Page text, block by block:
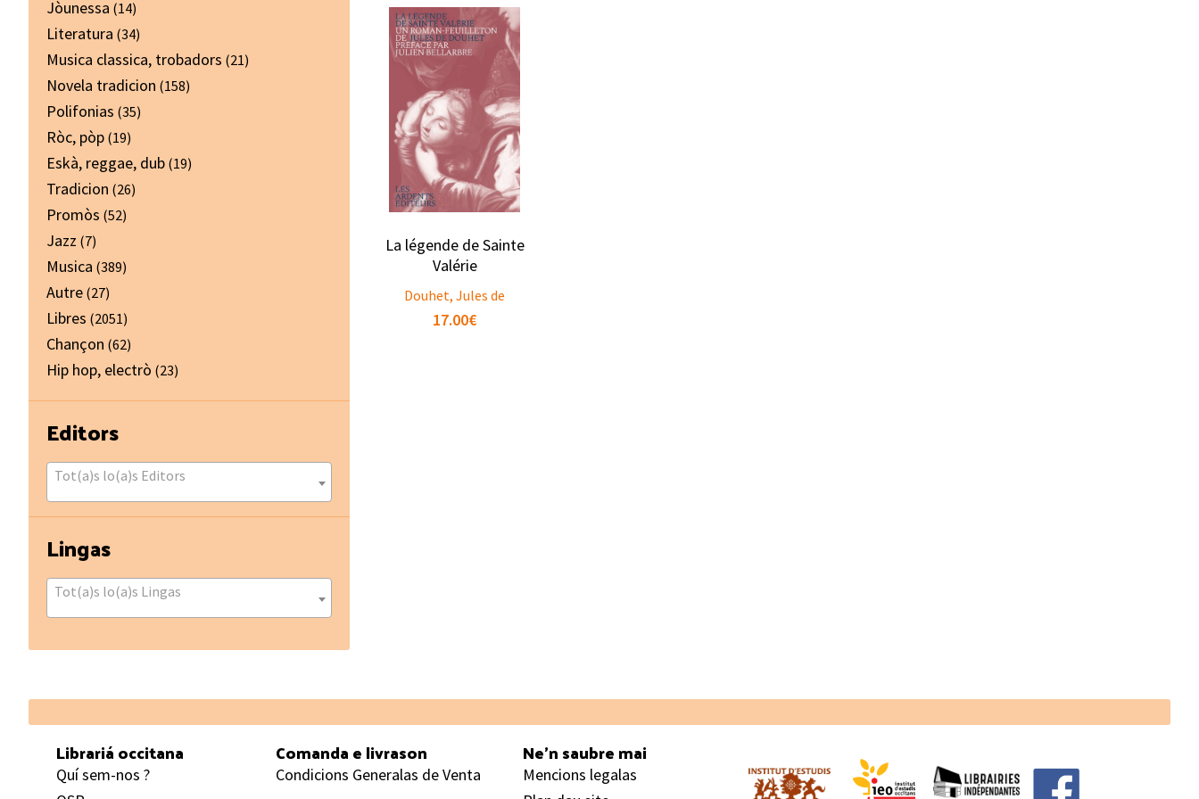
La légende de Sainte
Valérie
Douhet, Jules de
17.00€
Jòunessa (14)
Literatura (34)
Musica classica, trobadors (21)
Novela tradicion (158)
Polifonias (35)
Ròc, pòp (19)
Eskà, reggae, dub (19)
Tradicion (26)
Promòs (52)
Jazz (7)
Musica (389)
Autre (27)
Libres (2051)
Chançon (62)
Hip hop, electrò (23)
Editors
Tot(a)s lo(a)s Editors
Lingas
Tot(a)s lo(a)s Lingas
Footer
Librariá occitana
Quí sem-nos ?
Comanda e livrason
Condicions Generalas de Venta
Ne’n saubre mai
Mencions legalas